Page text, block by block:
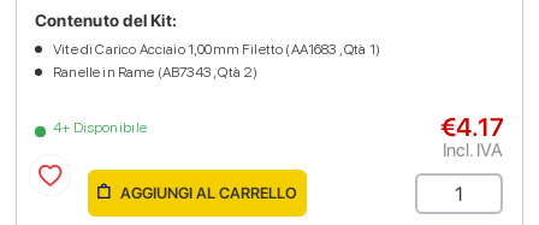
4+ Disponibile
Contenuto del Kit:
Vite di Carico Acciaio 1,00mm Filetto (AA1683 , Qtà 1)
Ranelle in Rame (AB7343 , Qtà 2)
€4.17
Incl. IVA
AGGIUNGI AL CARRELLO